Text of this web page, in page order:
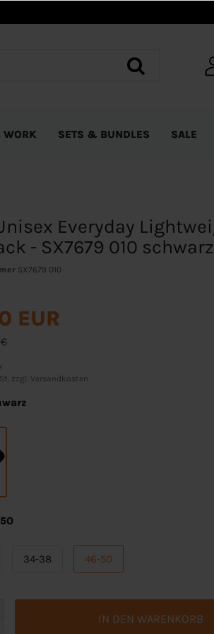
SETS & BUNDLES SALE
Everyday
- SX7679 010 schwarz
SX7679 010
EUR
zzgl.
Versandkosten
34-38 46-50
IN DEN WARENKORB